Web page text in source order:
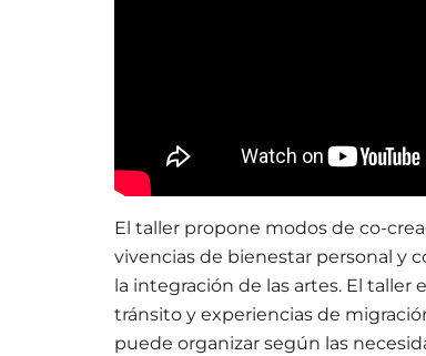
El taller propone modos de co-
vivencias de bienestar personal y
la integración de las artes. El
tránsito y experiencias de
puede organizar según las